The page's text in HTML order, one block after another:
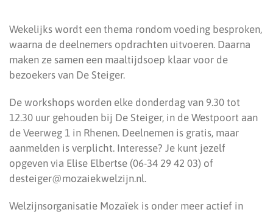
Wekelijks wordt een thema rondom voeding besproken,
waarna de deelnemers opdrachten uitvoeren. Daarna
maken ze samen een maaltijdsoep klaar voor de
bezoekers van De Steiger.
De workshops worden elke donderdag van 9.30 tot
12.30 uur gehouden bij De Steiger, in de Westpoort aan
de Veerweg 1 in Rhenen. Deelnemen is gratis, maar
aanmelden is verplicht. Interesse? Je kunt jezelf
opgeven via Elise Elbertse (06-34 29 42 03) of
desteiger@mozaiekwelzijn.nl.
Welzijnsorganisatie Mozaïek is onder meer actief in